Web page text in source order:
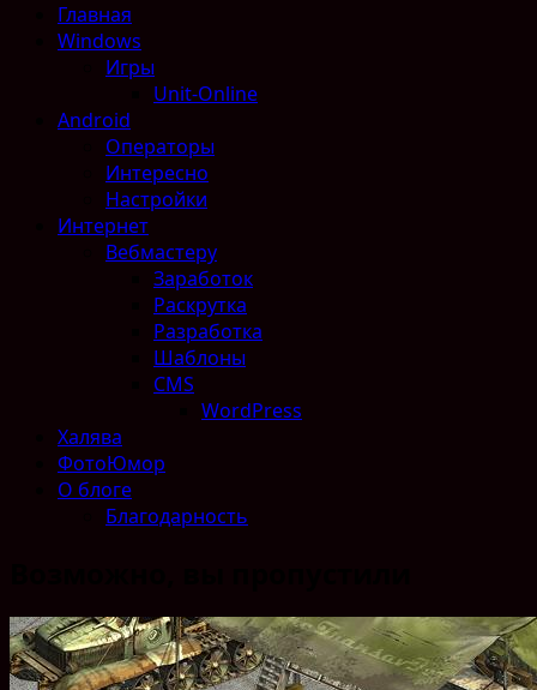
Главная
Windows
Игры
Unit-Online
Android
Операторы
Интересно
Настройки
Интернет
Вебмастеру
Заработок
Раскрутка
Разработка
Шаблоны
CMS
WordPress
Халява
ФотоЮмор
О блоге
Благодарность